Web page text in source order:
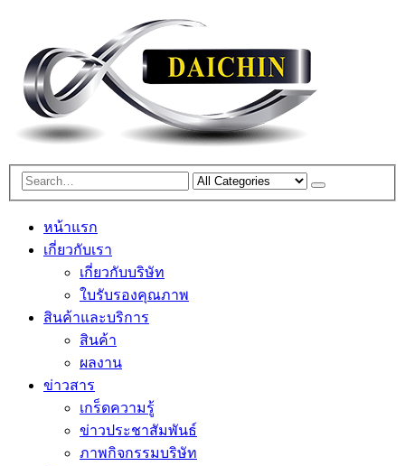
หน้าแรก
เกี่ยวกับเรา
เกี่ยวกับบริษัท
ใบรับรองคุณภาพ
สินค้าและบริการ
สินค้า
ผลงาน
ข่าวสาร
เกร็ดความรู้
ข่าวประชาสัมพันธ์
ภาพกิจกรรมบริษัท